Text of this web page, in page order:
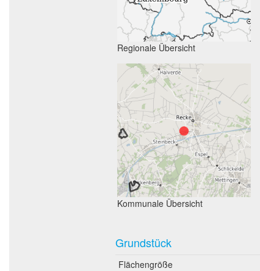
Regionale Übersicht
Kommunale Übersicht
Grundstück
Flächengröße